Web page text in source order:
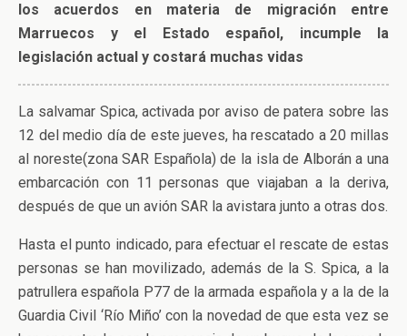
los acuerdos en materia de migración entre
Marruecos y el Estado español, incumple la
legislación actual y costará muchas vidas
La salvamar Spica, activada por aviso de patera sobre las
12 del medio día de este jueves, ha rescatado a 20 millas
al noreste(zona SAR Española) de la isla de Alborán a una
embarcación con 11 personas que viajaban a la deriva,
después de que un avión SAR la avistara junto a otras dos.
Hasta el punto indicado, para efectuar el rescate de estas
personas se han movilizado, además de la S. Spica, a la
patrullera española P77 de la armada española y a la de la
Guardia Civil ‘Río Miño’ con la novedad de que esta vez se